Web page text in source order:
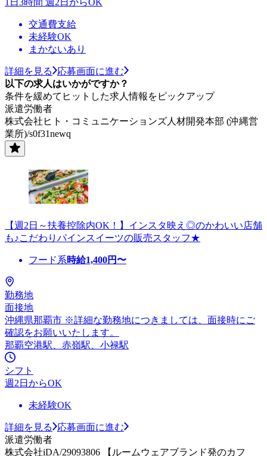
交通費支給
未経験OK
まかないあり
詳細を見る
応募画面に進む
以下の求人はいかがですか？
条件を緩めてヒットした求人情報をピックアップ
派遣労働者
株式会社ヒト・コミュニケーションズ人材開発本部 (沖縄営
業所)/s0f31newq
【週2日～扶養控除内OK！】インスタ映え◎のかわいい店舗
も♪こだわりパインスイーツの販売スタッフ★
フード系時給1,400円〜
勤務地
面接地
沖縄県那覇市 ※詳細な勤務地につきましては、面接時にご
確認をお願いいたします。
那覇空港駅、赤嶺駅、小禄駅
シフト
週2日からOK
未経験OK
詳細を見る
応募画面に進む
派遣労働者
株式会社iDA/29093806 【ルームウェアブランド発のカフ